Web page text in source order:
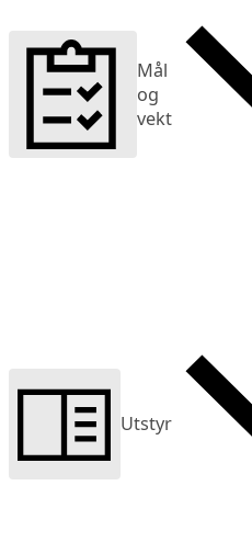
Mål
og
vekt
Utstyr